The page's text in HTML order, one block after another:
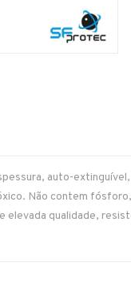
auto-
Não contem
elevada qualidade,